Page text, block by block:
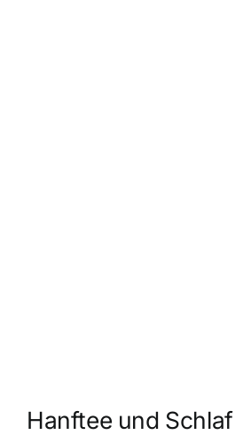
Hanftee und Schlaf